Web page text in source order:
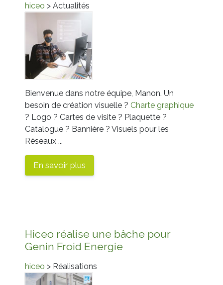
hiceo > Actualités
Bienvenue dans notre équipe, Manon. Un
besoin de création visuelle ? Charte graphique
? Logo ? Cartes de visite ? Plaquette ?
Catalogue ? Bannière ? Visuels pour les
Réseaux ...
En savoir plus
Hiceo réalise une bâche pour
Genin Froid Energie
hiceo > Réalisations